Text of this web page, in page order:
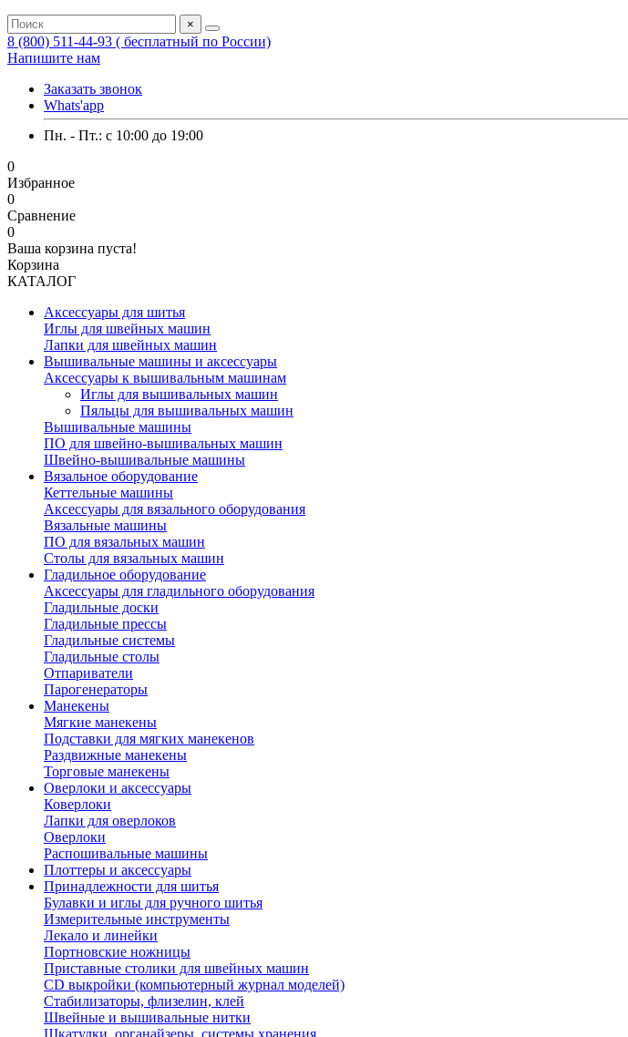
×
8 (800) 511-44-93 ( бесплатный по России)
Напишите нам
Заказать звонок
Whats'app
Пн. - Пт.: c 10:00 до 19:00
0
Избранное
0
Сравнение
0
Ваша корзина пуста!
Корзина
КАТАЛОГ
Аксессуары для шитья
Иглы для швейных машин
Лапки для швейных машин
Вышивальные машины и аксессуары
Аксессуары к вышивальным машинам
Иглы для вышивальных машин
Пяльцы для вышивальных машин
Вышивальные машины
ПО для швейно-вышивальных машин
Швейно-вышивальные машины
Вязальное оборудование
Кеттельные машины
Аксессуары для вязального оборудования
Вязальные машины
ПО для вязальных машин
Столы для вязальных машин
Гладильное оборудование
Аксессуары для гладильного оборудования
Гладильные доски
Гладильные прессы
Гладильные системы
Гладильные столы
Отпариватели
Парогенераторы
Манекены
Мягкие манекены
Подставки для мягких манекенов
Раздвижные манекены
Торговые манекены
Оверлоки и аксессуары
Коверлоки
Лапки для оверлоков
Оверлоки
Распошивальные машины
Плоттеры и аксессуары
Принадлежности для шитья
Булавки и иглы для ручного шитья
Измерительные инструменты
Лекало и линейки
Портновские ножницы
Приставные столики для швейных машин
СD выкройки (компьютерный журнал моделей)
Стабилизаторы, флизелин, клей
Швейные и вышивальные нитки
Шкатулки, органайзеры, системы хранения